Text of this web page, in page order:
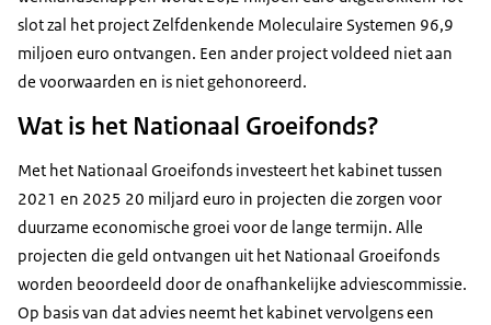
slot zal het project Zelfdenkende Moleculaire Systemen 96,9
miljoen euro ontvangen. Een ander project voldeed niet aan
de voorwaarden en is niet gehonoreerd.
Wat is het Nationaal Groeifonds?
Met het Nationaal Groeifonds investeert het kabinet tussen
2021 en 2025 20 miljard euro in projecten die zorgen voor
duurzame economische groei voor de lange termijn. Alle
projecten die geld ontvangen uit het Nationaal Groeifonds
worden beoordeeld door de onafhankelijke adviescommissie.
Op basis van dat advies neemt het kabinet vervolgens een